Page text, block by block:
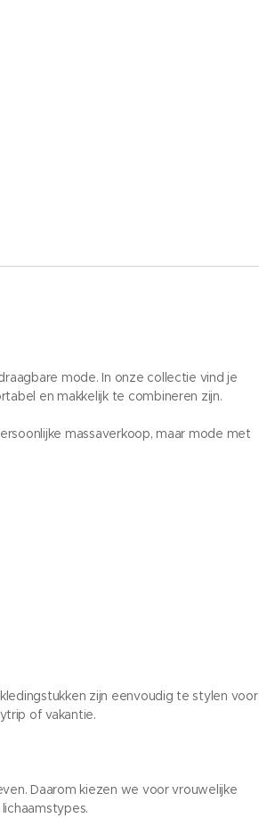
mode. In onze collectie vind je
en makkelijk te combineren zijn.
massaverkoop, maar mode met
zijn eenvoudig te stylen voor
of vakantie.
Daarom kiezen we voor vrouwelijke